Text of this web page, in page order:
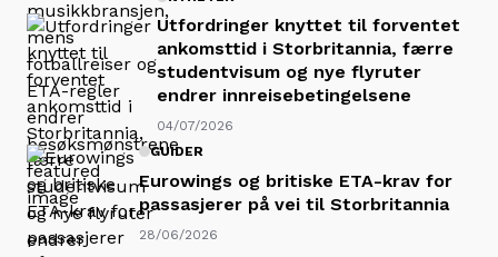
Utfordringer knyttet til forventet
ankomsttid i Storbritannia, færre
studentvisum og nye flyruter
endrer innreisebetingelsene
04/07/2026
GUIDER
Eurowings og britiske ETA-krav for
passasjerer på vei til Storbritannia
28/06/2026